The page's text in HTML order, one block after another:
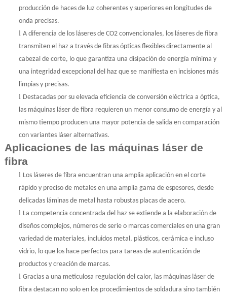
producción de haces de luz coherentes y superiores en longitudes de
onda precisas.
l A diferencia de los láseres de CO2 convencionales, los láseres de fibra
transmiten el haz a través de fibras ópticas flexibles directamente al
cabezal de corte, lo que garantiza una disipación de energía mínima y
una integridad excepcional del haz que se manifiesta en incisiones más
limpias y precisas.
l Destacadas por su elevada eficiencia de conversión eléctrica a óptica,
las máquinas láser de fibra requieren un menor consumo de energía y al
mismo tiempo producen una mayor potencia de salida en comparación
con variantes láser alternativas.
Aplicaciones de las máquinas láser de
fibra
l Los láseres de fibra encuentran una amplia aplicación en el corte
rápido y preciso de metales en una amplia gama de espesores, desde
delicadas láminas de metal hasta robustas placas de acero.
l La competencia concentrada del haz se extiende a la elaboración de
diseños complejos, números de serie o marcas comerciales en una gran
variedad de materiales, incluidos metal, plásticos, cerámica e incluso
vidrio, lo que los hace perfectos para tareas de autenticación de
productos y creación de marcas.
l Gracias a una meticulosa regulación del calor, las máquinas láser de
fibra destacan no solo en los procedimientos de soldadura sino también